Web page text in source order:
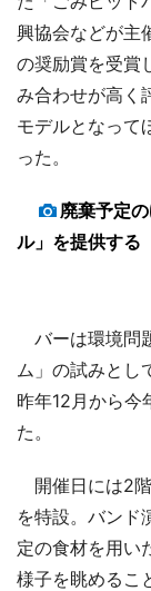
興協会などが主
の奨励賞を受賞
み合わせが高く
モデルとなって
った。
廃棄予定
ル」を提供する
バーは環境問
ム」の試みとし
昨年12月から
た。
開催日には2
を特設。バンド
定の食材を用い
様子を眺めるこ